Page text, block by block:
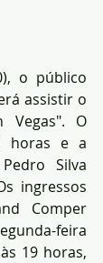
o público
assistir o
Vegas". O
horas e a
Silva
ingressos
Comper
feira
19 horas,